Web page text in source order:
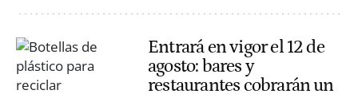
Entrará en vigor el 12 de
agosto: bares y
restaurantes cobrarán un